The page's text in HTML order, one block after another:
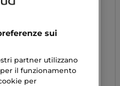
sui
partner utilizzano
il funzionamento
per